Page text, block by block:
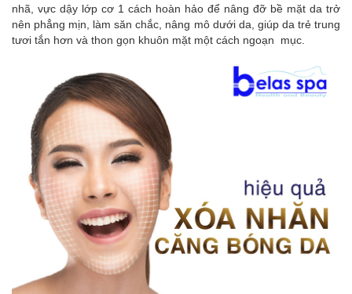
nhã, vực dậy lớp cơ 1 cách hoàn hảo để nâng đỡ bề mặt da trở
nên phẳng mịn, làm săn chắc, nâng mô dưới da, giúp da trẻ trung
tươi tắn hơn và thon gọn khuôn mặt một cách ngoạn mục.